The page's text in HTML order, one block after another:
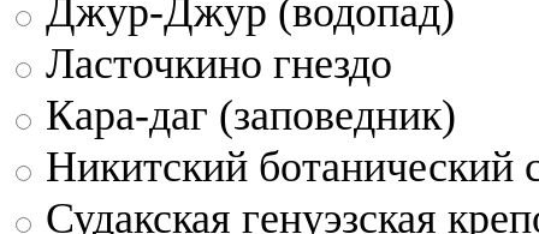
Джур-Джур (водопад)
Ласточкино гнездо
Кара-даг (заповедник)
Никитский ботанический
Судакская генуэзская